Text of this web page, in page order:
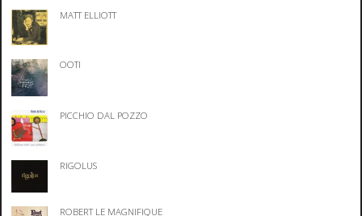
MATT ELLIOTT
OOTI
PICCHIO DAL POZZO
RIGOLUS
ROBERT LE MAGNIFIQUE